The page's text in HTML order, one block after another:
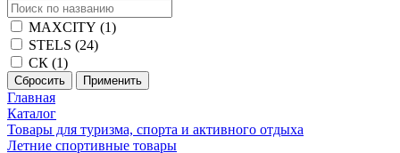
MAXCITY (1)
STELS (24)
СК (1)
Главная
Каталог
Товары для туризма, спорта и активного отдыха
Летние спортивные товары